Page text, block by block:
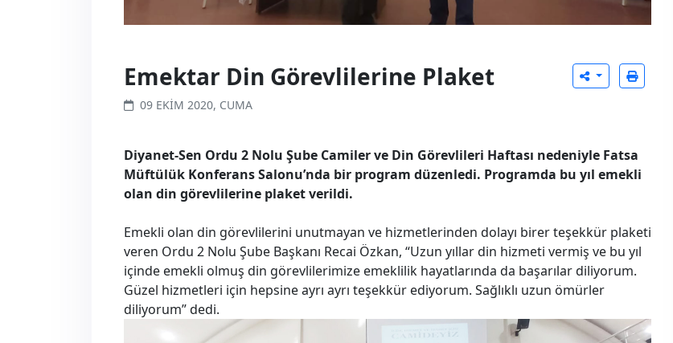
Emektar Din Görevlilerine Plaket
09 EKIM 2020, CUMA
Diyanet-Sen Ordu 2 Nolu Şube Camiler ve Din Görevlileri Haftası nedeniyle Fatsa
Müftülük Konferans Salonu’nda bir program düzenledi. Programda bu yıl emekli
olan din görevlilerine plaket verildi.
Emekli olan din görevlilerini unutmayan ve hizmetlerinden dolayı birer teşekkür plaketi
veren Ordu 2 Nolu Şube Başkanı Recai Özkan, “Uzun yıllar din hizmeti vermiş ve bu yıl
içinde emekli olmuş din görevlilerimize emeklilik hayatlarında da başarılar diliyorum.
Güzel hizmetleri için hepsine ayrı ayrı teşekkür ediyorum. Sağlıklı uzun ömürler
diliyorum” dedi.